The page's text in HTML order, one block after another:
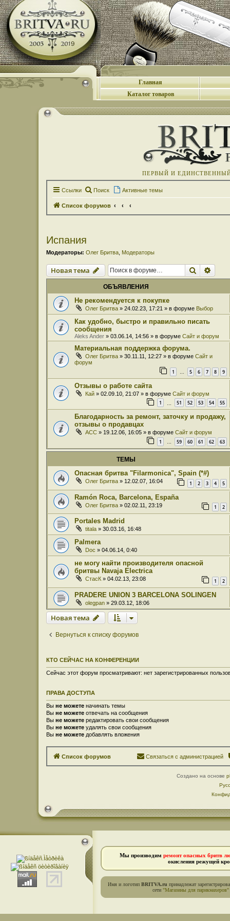
Главная
Каталог товаров
ПЕРВЫЙ И
Ссылки Поиск Активные темы
Список форумов
Испания
Модераторы: Олег Бритва Модераторы
Новая тема Поиск
ОБЪЯВЛЕНИЯ
Не рекомендуется к покупке
Олег Бритва » 24.02.23, 17:21 » в форуме Выбор
Как удобно, быстро и правильно писать
сообщения
Aleks Ander » 03.06.14, 14:56 » в форуме Сайт и форум
Материальная поддержка форума.
Олег Бритва » 30.11.11, 12:27 » в форуме Сайт и
форум
1 … 5 6 7 8 9
Отзывы о работе сайта
Кай » 02.09.10, 21:07 » в форуме Сайт и форум
1 51 52 53 54 55
Благодарность за ремонт, заточку и продажу,
отзывы о продавцах
ACC » 19.12.06, 16:05 » в форуме Сайт и форум
1 … 59 60 61 62 63
ТЕМЫ
Опасная бритва "Filarmonica", Spain (*#)
Олег Бритва » 12.02.07, 16:04 1 2 3 4 5
Ramón Roca, Barcelona, España
Олег Бритва » 02.02.11, 23:19 1 2
Portales Madrid
titala » 30.03.16, 16:48
Palmera
Doc » 04.06.14, 0:40
не могу найти производителя опасной
бритвы Navaja Electrica
СтасК » 04.02.13, 23:08 1 2
PRADERE UNION 3 BARCELONA SOLINGEN
olegpan » 29.03.12, 18:06
Новая тема
Вернуться к списку форумов
КТО СЕЙЧАС НА КОНФЕРЕНЦИИ
Сейчас этот форум просматривают: нет зарегистрированных
ПРАВА ДОСТУПА
Вы не можете начинать темы
Вы не можете отвечать на сообщения
Вы не можете редактировать свои сообщения
Вы не можете удалять свои сообщения
Вы не можете добавлять вложения
Список форумов Связаться с администрацией
Создано на основе
Мы производим ремонт опасных бритв
окисления режущей
Имя и логотип BRITVA.ru принадлежат
сети "Магазины для парикмахеров"